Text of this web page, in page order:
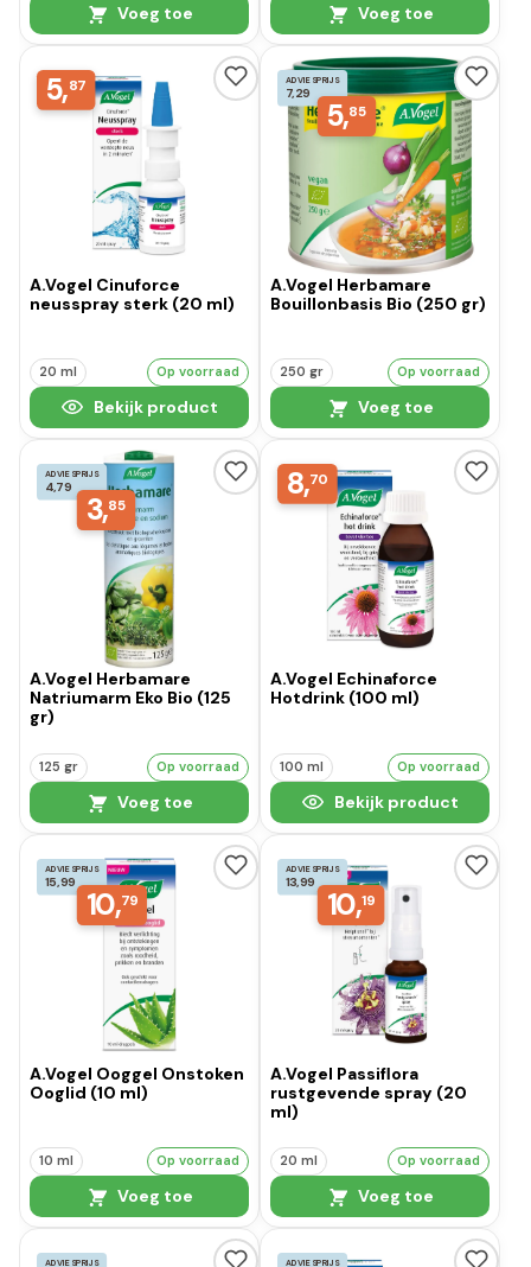
Voeg toe Voeg toe
5,87
A.Vogel Cinuforce
neusspray sterk (20 ml)
20 ml Op voorraad
Bekijk product
ADVIESPRIJS
7,29
5,85
A.Vogel Herbamare
Bouillonbasis Bio (250 gr)
250 gr Op voorraad
Voeg toe
ADVIESPRIJS
4,79
3,85
A.Vogel Herbamare
Natriumarm Eko Bio (125
gr)
125 gr Op voorraad
Voeg toe
8,70
A.Vogel Echinaforce
Hotdrink (100 ml)
100 ml Op voorraad
Bekijk product
ADVIESPRIJS
15,99
10,79
A.Vogel Ooggel Onstoken
Ooglid (10 ml)
10 ml Op voorraad
Voeg toe
ADVIESPRIJS
13,99
10,19
A.Vogel Passiflora
rustgevende spray (20
ml)
20 ml Op voorraad
Voeg toe
ADVIESPRIJS ADVIESPRIJS